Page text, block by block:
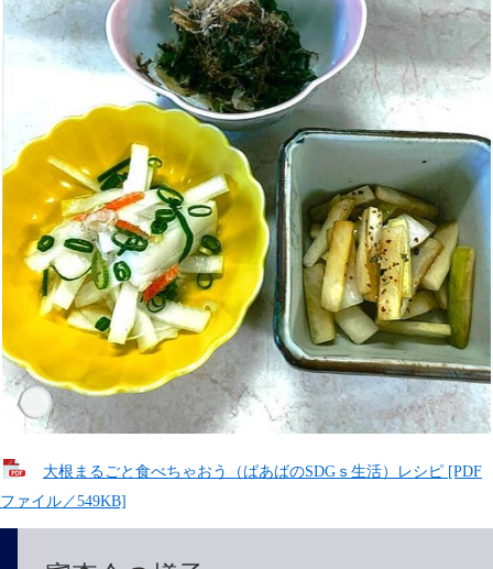
大根まるごと食べちゃおう（ばあばのSDGｓ生活）レシピ [PDF
ファイル／549KB]